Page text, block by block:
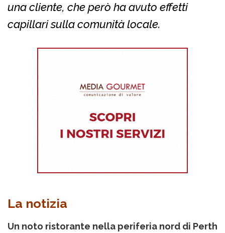
una cliente, che però ha avuto effetti
capillari sulla comunità locale.
La notizia
Un noto ristorante nella periferia nord di Perth